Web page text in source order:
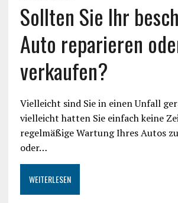
Sollten Sie Ihr
Auto reparieren
verkaufen?
Vielleicht sind Sie in einen Unfall
vielleicht hatten Sie einfach keine
regelmäßige Wartung Ihres Autos
oder…
WEITERLESEN